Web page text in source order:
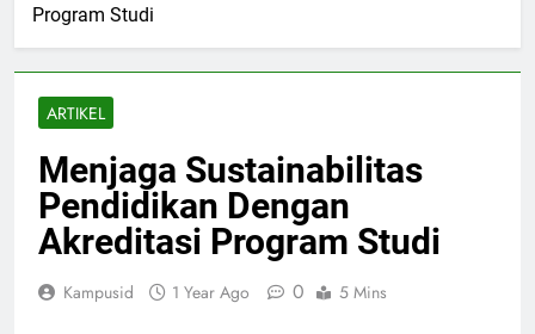
Program Studi
ARTIKEL
Menjaga Sustainabilitas
Pendidikan Dengan
Akreditasi Program Studi
Kampusid 1 Year Ago 0 5 Mins